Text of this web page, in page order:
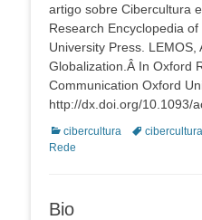
artigo sobre Cibercultura
Research Encyclopedia
University Press. LEMOS,
Globalization.Â In Oxford
Communication Oxford
http://dx.doi.org/10.1093/
Categorias:
cibercultura Tags:cibercultura
Rede
Bio